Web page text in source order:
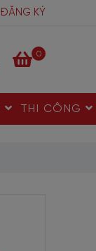
ĐĂNG KÝ
0
THI CÔNG